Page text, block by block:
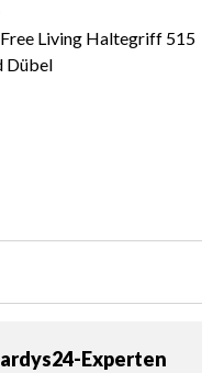
Living Haltegriff 515
Dübel
Experten